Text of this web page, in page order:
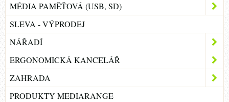
MÉDIA PAMĚŤOVÁ (USB, SD)
SLEVA - VÝPRODEJ
NÁŘADÍ
ERGONOMICKÁ KANCELÁŘ
ZAHRADA
PRODUKTY MEDIARANGE